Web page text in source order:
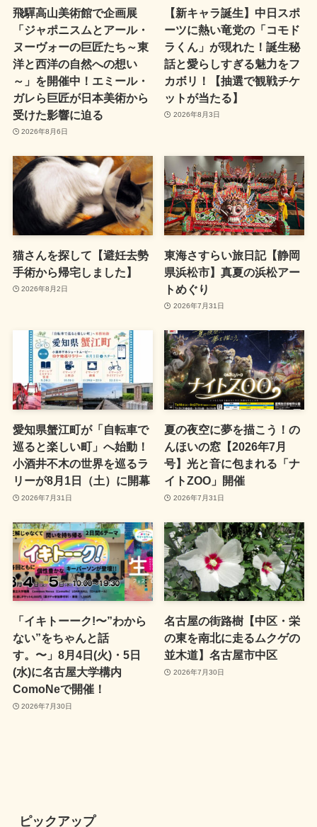
飛驒高山美術館で企画展
「ジャポニスムとアール・
ヌーヴォーの巨匠たち～東
洋と西洋の自然への想い
～」を開催中！エミール・
ガレら巨匠が日本美術から
受けた影響に迫る
2026年8月6日
【新キャラ誕生】中日スポ
ーツに熱い竜党の「コモド
ラくん」が現れた！誕生秘
話と愛らしすぎる魅力をフ
カボリ！【抽選で観戦チケ
ットが当たる】
2026年8月3日
猫さんを探して【避妊去勢
手術から帰宅しました】
2026年8月2日
東海さすらい旅日記【静岡
県浜松市】真夏の浜松アー
トめぐり
2026年7月31日
愛知県蟹江町が「自転車で
巡ると楽しい町」へ始動！
小酒井不木の世界を巡るラ
リーが8月1日（土）に開幕
2026年7月31日
夏の夜空に夢を描こう！の
んほいの窓【2026年7月
号】光と音に包まれる「ナ
イトZOO」開催
2026年7月31日
「イキトーーク!〜”わから
ない”をちゃんと話
す。〜」8月4日(火)・5日
(水)に名古屋大学構内
ComoNeで開催！
2026年7月30日
名古屋の街路樹【中区・栄
の東を南北に走るムクゲの
並木道】名古屋市中区
2026年7月30日
ピックアップ